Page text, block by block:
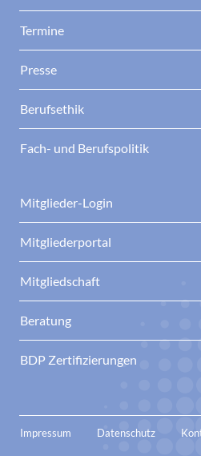
Termine
Presse
Berufsethik
Fach- und Berufspolitik
Mitglieder-Login
Mitgliederportal
Mitgliedschaft
Beratung
BDP Zertifizierungen
Impressum Datenschutz